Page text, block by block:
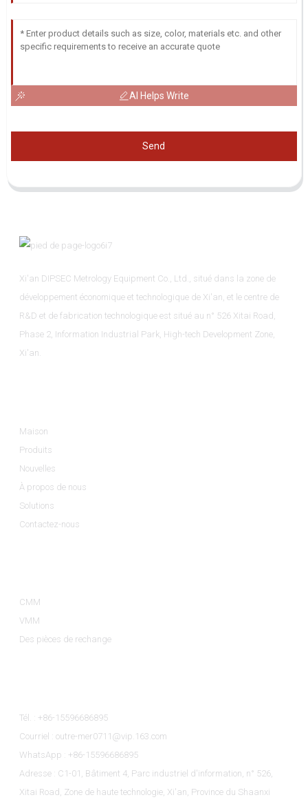
AI Helps Write
Send
Xi'an DIPSEC Metrology Equipment Co., Ltd., situé dans la zone de
développement économique et technologique de Xi'an, et le centre de
R&D et de fabrication technologique est situé au n° 526 Xitai Road,
Phase 2, Information Industrial Park, High-tech Development Zone,
Xi'an.
Maison
Produits
Nouvelles
À propos de nous
Solutions
Contactez-nous
CMM
VMM
Des pièces de rechange
Tél. : +86-15596686895
Courriel : outre-mer0711@vip.163.com
WhatsApp : +86-15596686895
Adresse : C1-01, Bâtiment 4, Parc industriel d'information, n° 526,
Xitai Road, Zone de haute technologie, Xi'an, Province du Shaanxi